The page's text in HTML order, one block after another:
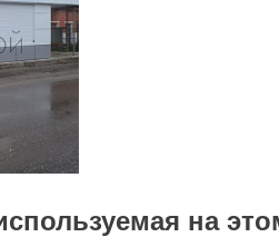
на